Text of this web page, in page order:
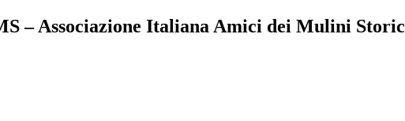
– Associazione Italiana Amici dei Mulini